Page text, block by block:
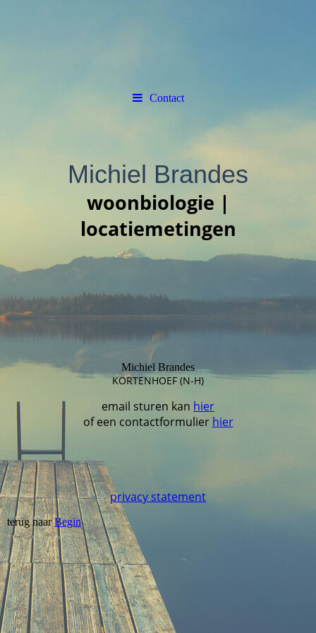
Contact
Michiel Brandes
woonbiologie |
locatiemetingen
Michiel Brandes
KORTENHOEF (N-H)
email sturen kan hier
of een contactformulier hier
privacy statement
terug naarBegin